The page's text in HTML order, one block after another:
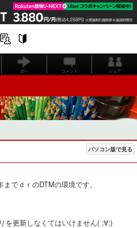
次へ コメント シェア
パソコン版で見る
でｄｒのDTMの環境です。
を更新しなくてはいけません( ;∀;)